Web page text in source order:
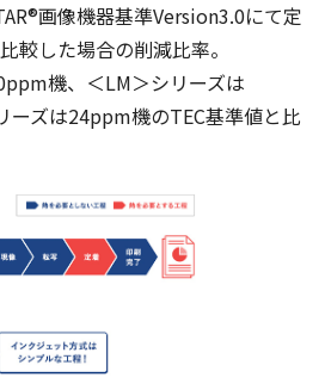
画像機器基準Version3.0にて定
較した場合の削減比率。
機、＜LM＞シリーズは
ーズは24ppm機のTEC基準値と比